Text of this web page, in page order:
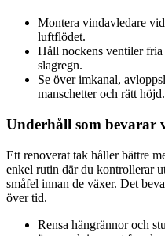
Montera vindavledare
luftflödet.
Håll nockens ventiler
slagregn.
Se över imkanal,
manschetter och rätt höjd.
Underhåll som bevarar
Ett renoverat tak håller bättre
enkel rutin där du kontrollerar
småfel innan de växer. Det
över tid.
Rensa hängrännor och